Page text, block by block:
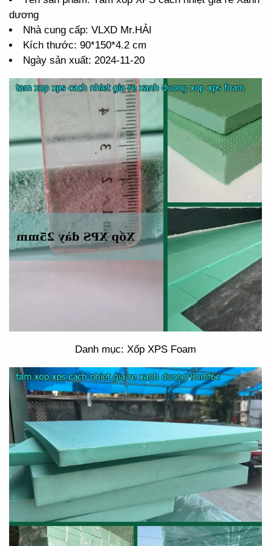
dương
Nhà cung cấp: VLXD Mr.HẢI
Kích thước: 90*150*4.2 cm
Ngày sản xuất: 2024-11-20
Danh mục: Xốp XPS Foam